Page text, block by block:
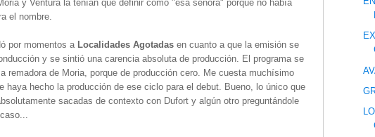
y Ventura la tenían que definir como "esa señora" porque no había
el nombre.
por momentos a Localidades Agotadas en cuanto a que la emisión se
y se sintió una carencia absoluta de producción. El programa se
remadora de Moria, porque de producción cero. Me cuesta muchísimo
haya hecho la producción de ese ciclo para el debut. Bueno, lo único que
sacadas de contexto con Dufort y algún otro preguntándole